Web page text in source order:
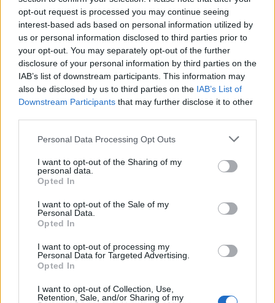
opt-out request is processed you may continue seeing
interest-based ads based on personal information utilized by
us or personal information disclosed to third parties prior to
your opt-out. You may separately opt-out of the further
disclosure of your personal information by third parties on the
IAB’s list of downstream participants. This information may
also be disclosed by us to third parties on the IAB’s List of
Downstream Participants that may further disclose it to other
Personal Data Processing Opt Outs
I want to opt-out of the Sharing of my
personal data.
Opted In
I want to opt-out of the Sale of my
Personal Data.
Opted In
I want to opt-out of processing my
Personal Data for Targeted Advertising.
Opted In
I want to opt-out of Collection, Use,
Retention, Sale, and/or Sharing of my